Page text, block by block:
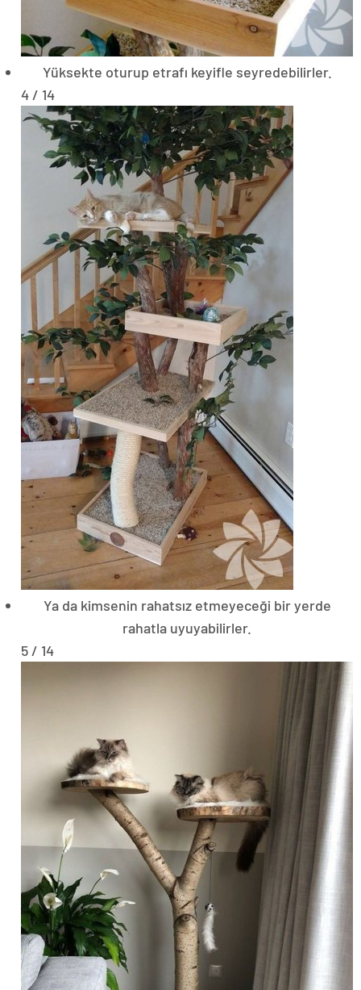
Yüksekte oturup etrafı keyifle seyredebilirler.
4 / 14
Ya da kimsenin rahatsız etmeyeceği bir yerde
rahatla uyuyabilirler.
5 / 14